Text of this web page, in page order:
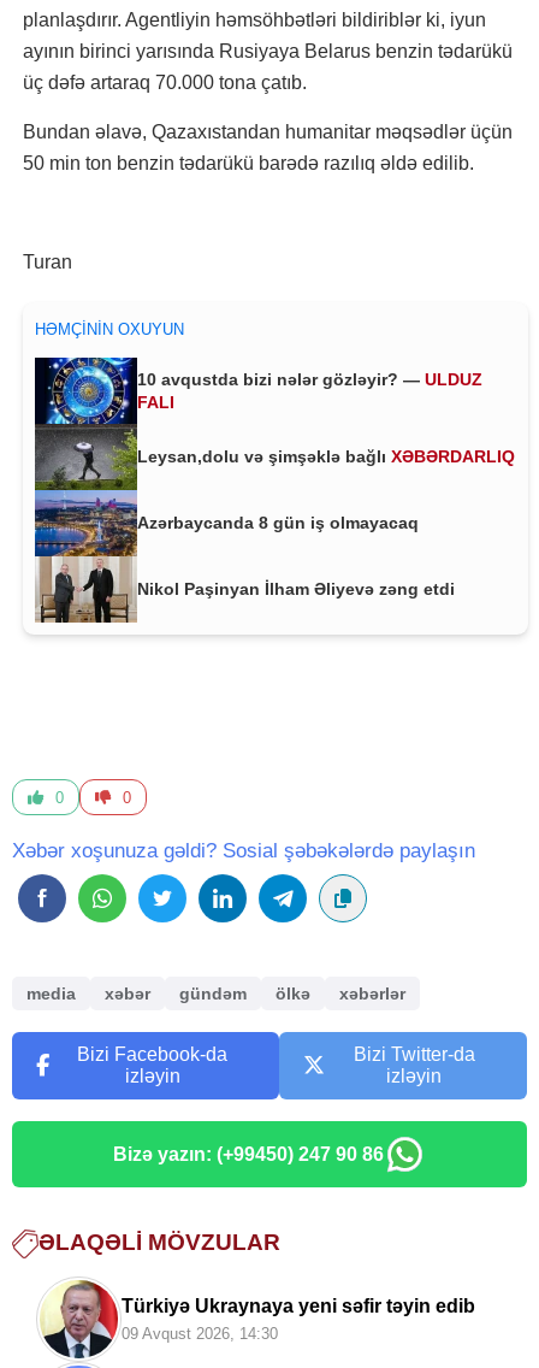
planlaşdırır. Agentliyin həmsöhbətləri bildiriblər ki, iyun
ayının birinci yarısında Rusiyaya Belarus benzin tədarükü
üç dəfə artaraq 70.000 tona çatıb.
Bundan əlavə, Qazaxıstandan humanitar məqsədlər üçün
50 min ton benzin tədarükü barədə razılıq əldə edilib.
Turan
HƏMÇININ OXUYUN
10 avqustda bizi nələr gözləyir? — ULDUZ
FALI
Leysan,dolu və şimşəklə bağlı XƏBƏRDARLIQ
Azərbaycanda 8 gün iş olmayacaq
Nikol Paşinyan İlham Əliyevə zəng etdi
0 0
Xəbər xoşunuza gəldi? Sosial şəbəkələrdə paylaşın
media xəbər gündəm ölkə xəbərlər
Bizi Facebook-da
izləyin
Bizi Twitter-da
izləyin
Bizə yazın: (+99450) 247 90 86
ƏLAQƏLI MÖVZULAR
Türkiyə Ukraynaya yeni səfir təyin edib
09 Avqust 2026, 14:30